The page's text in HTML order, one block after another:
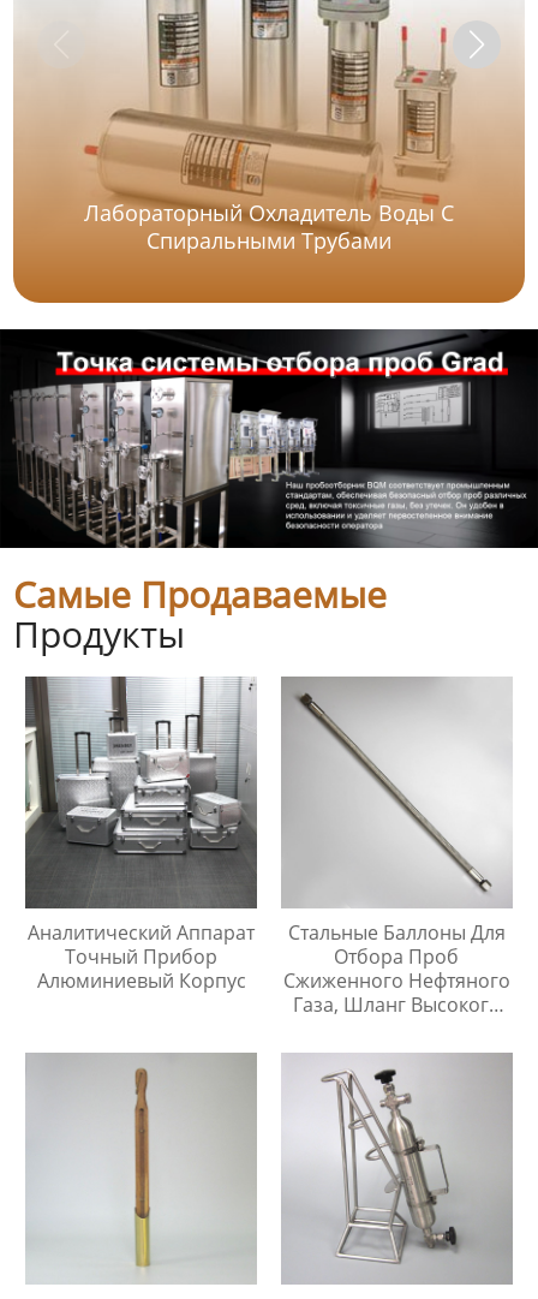
Лабораторный Охладитель Воды С
Спиральными Трубами
Самые Продаваемые
Продукты
Аналитический Аппарат
Точный Прибор
Алюминиевый Корпус
Стальные Баллоны Для
Отбора Проб
Сжиженного Нефтяного
Газа, Шланг Высокого
Метр